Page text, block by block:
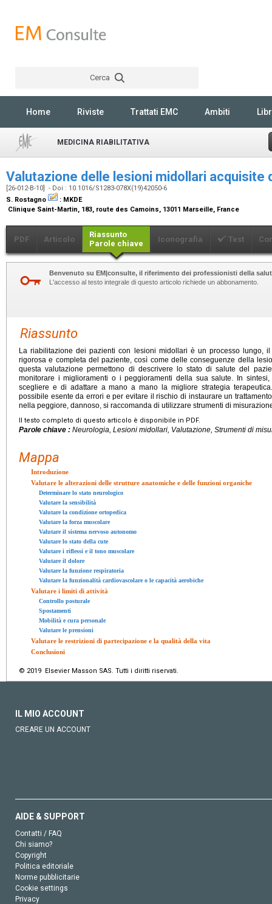
Cerca
Home Riviste Trattati EMC Ambiti
MEDICINA RIABILITATIVA
Valutazione delle lesioni midollari acquisite
[26-012-B-10] - Doi : 10.1016/S1283-078X(19)42050-6
S. Rostagno
: MKDE
Clinique Saint-Martin, 183, route des Camoins, 13011 Marseille, France
PDF Articolo
Riassunto
Parole chiave
Iconografia Test
Benvenuto su EM|consulte, il riferimento dei professionisti della
L'accesso al testo integrale di questo articolo richiede un abbonamento.
Riassunto
La riabilitazione dei pazienti con lesioni midollari è un processo lungo,
rigorosa e completa del paziente, così come delle conseguenze della
questa valutazione permettono di descrivere lo stato di salute del
monitorare i miglioramenti o i peggioramenti della sua salute. In
scegliere e di adattare a mano a mano la migliore strategia
possibile esente da errori e per evitare il rischio di instaurare un
nella peggiore, dannoso, si raccomanda di utilizzare strumenti di
Il testo completo di questo articolo è disponibile in PDF.
Parole chiave : Neurologia, Lesioni midollari, Valutazione, Strumenti di
Mappa
Introduzione
Valutare le alterazioni delle strutture anatomiche e delle funzioni organiche
Determinare lo stato neurologico
Valutare la sensibilità
Valutare la condizione ortopedica
Valutare la forza muscolare
Valutare il sistema nervoso autonomo
Valutare lo stato della cute
Valutare i riflessi e il tono muscolare
Valutare il dolore
Valutare la funzione respiratoria
Valutare la funzionalità cardiovascolare o le capacità aerobiche
Valutare i limiti di attività
Controllo posturale
Spostamenti
Mobilità e cura personale
Valutare le prensioni
Valutare le restrizioni di partecipazione e la qualità della vita
Conclusioni
© 2019 Elsevier Masson SAS. Tutti i diritti riservati.
IL MIO ACCOUNT
CREARE UN ACCOUNT
AIDE & SUPPORT
Contatti / FAQ
Chi siamo?
Copyright
Politica editoriale
Norme pubblicitarie
Cookie settings
Privacy